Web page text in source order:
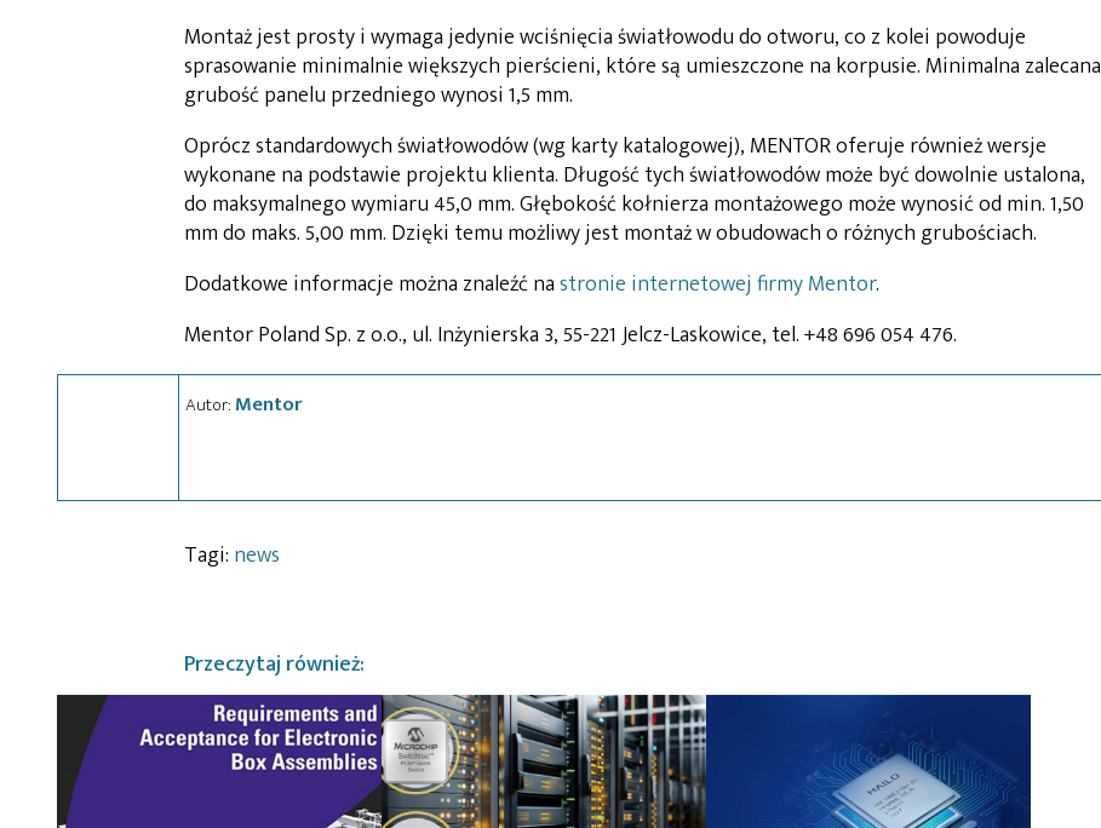
Montaż jest prosty i wymaga jedynie wciśnięcia światłowodu do otworu, co z kolei powoduje
sprasowanie minimalnie większych pierścieni, które są umieszczone na korpusie. Minimalna zalecana
grubość panelu przedniego wynosi 1,5 mm.
Oprócz standardowych światłowodów (wg karty katalogowej), MENTOR oferuje również wersje
wykonane na podstawie projektu klienta. Długość tych światłowodów może być dowolnie ustalona,
do maksymalnego wymiaru 45,0 mm. Głębokość kołnierza montażowego może wynosić od min. 1,50
mm do maks. 5,00 mm. Dzięki temu możliwy jest montaż w obudowach o różnych grubościach.
Dodatkowe informacje można znaleźć nastronie internetowej firmy Mentor.
Mentor Poland Sp. z o.o., ul. Inżynierska 3, 55-221 Jelcz-Laskowice, tel. +48 696 054 476.
Autor:Mentor
Tagi: news
Przeczytaj również: